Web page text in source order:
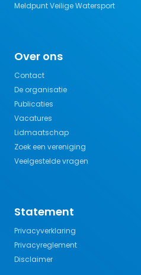
Meldpunt Veilige Watersport
Over ons
Contact
De organisatie
Publicaties
Vacatures
Lidmaatschap
Zoek een vereniging
Veelgestelde vragen
Statement
Privacyverklaring
Privacyreglement
Disclaimer